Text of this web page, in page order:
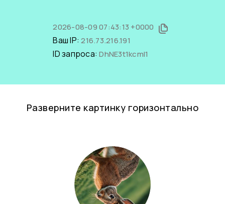
2026-08-09 07:43:13 +0000
Ваш IP:216.73.216.191
ID запроса:DhNE3t1kcmI1
Разверните картинку горизонтально